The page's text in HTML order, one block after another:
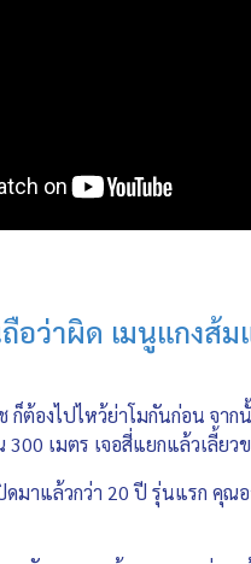
อว่าผิด เมนูแกงส้
ก็ต้องไปไหว้ย่าโมกันก่อน จา
เมตร เจอสี่แยกแล้วเลี้ยว
ดมาแล้วกว่า 20 ปี รุ่นแรก คุณ